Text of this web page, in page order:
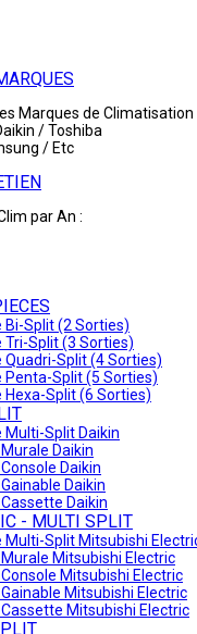
Marques de Climatisation
/ Toshiba
/ Etc
par An :
Bi-Split (2 Sorties)
Tri-Split (3 Sorties)
Quadri-Split (4 Sorties)
Penta-Split (5 Sorties)
Hexa-Split (6 Sorties)
Multi-Split Daikin
Daikin
Daikin
Daikin
Daikin
- MULTI SPLIT
Multi-Split Mitsubishi
Mitsubishi Electric
Mitsubishi Electric
Mitsubishi Electric
Mitsubishi Electric